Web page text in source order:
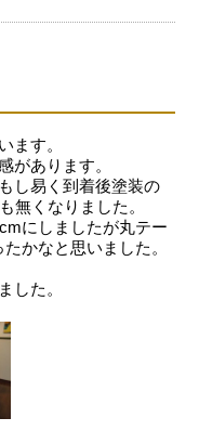
ます。
があります。
し易く到着後塗装の
無くなりました。
にしましたが丸テー
かなと思いました。
した。